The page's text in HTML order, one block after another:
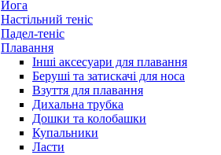
Йога
Настільний теніс
Падел-теніс
Плавання
Інші аксесуари для плавання
Беруші та затискачі для носа
Взуття для плавання
Дихальна трубка
Дошки та колобашки
Купальники
Ласти